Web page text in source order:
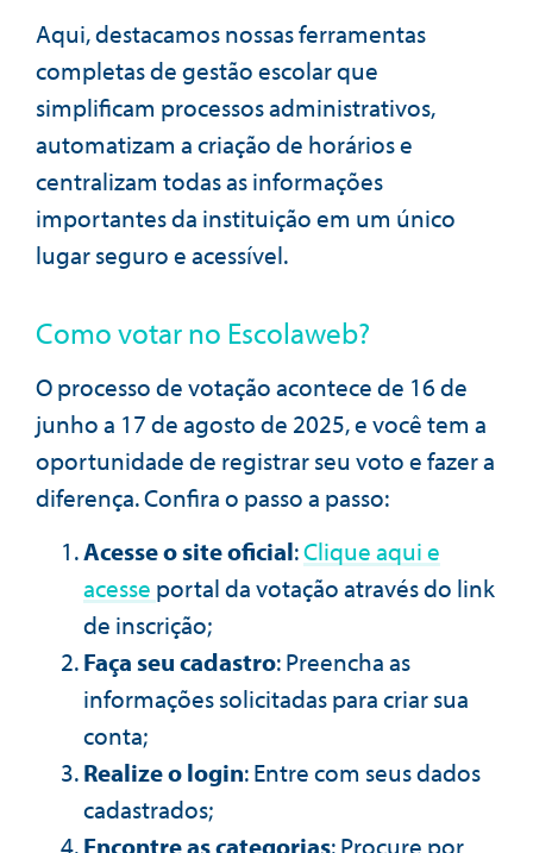
Aqui, destacamos nossas ferramentas
completas de gestão escolar que
simplificam processos administrativos,
automatizam a criação de horários e
centralizam todas as informações
importantes da instituição em um único
lugar seguro e acessível.
Como votar no Escolaweb?
O processo de votação acontece de 16 de
junho a 17 de agosto de 2025, e você tem a
oportunidade de registrar seu voto e fazer a
diferença. Confira o passo a passo:
Acesse o site oficial:Clique aqui e
acesse portal da votação através do link
de inscrição;
Faça seu cadastro: Preencha as
informações solicitadas para criar sua
conta;
Realize o login: Entre com seus dados
cadastrados;
Encontre as categorias: Procure por